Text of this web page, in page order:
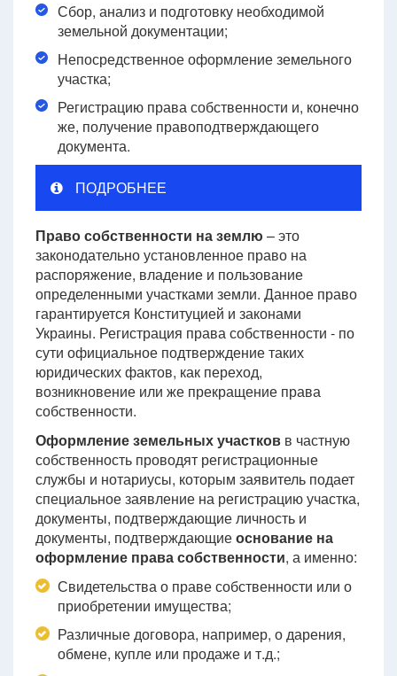
Сбор, анализ и подготовку необходимой
земельной документации;
Непосредственное оформление земельного
участка;
Регистрацию права собственности и, конечно
же, получение правоподтверждающего
документа.
ПОДРОБНЕЕ
Право собственности на землю – это
законодательно установленное право на
распоряжение, владение и пользование
определенными участками земли. Данное право
гарантируется Конституцией и законами
Украины. Регистрация права собственности - по
сути официальное подтверждение таких
юридических фактов, как переход,
возникновение или же прекращение права
собственности.
Оформление земельных участков в частную
собственность проводят регистрационные
службы и нотариусы, которым заявитель подает
специальное заявление на регистрацию участка,
документы, подтверждающие личность и
документы, подтверждающиеоснование на
оформление права собственности, а именно:
Свидетельства о праве собственности или о
приобретении имущества;
Различные договора, например, о дарения,
обмене, купле или продаже и т.д.;